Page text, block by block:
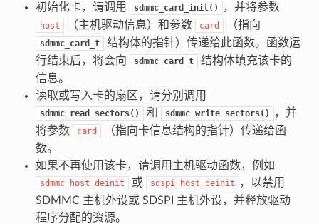
初始化卡，请调用
sdmmc_card_init() ，并将参数
host （主机驱动信息）和参数 card （指向
sdmmc_card_t
结构体的指针）传递给此函数。函数运
行结束后，将会向
sdmmc_card_t
结构体填充该卡的
信息。
读取或写入卡的扇区，请分别调用
sdmmc_read_sectors() 和 sdmmc_write_sectors()
，并
将参数
card
（指向卡信息结构的指针）传递给函
数。
如果不再使用该卡，请调用主机驱动函数，例如
sdmmc_host_deinit 或 sdspi_host_deinit
，以禁用
SDMMC 主机外设或 SDSPI 主机外设，并释放驱动
程序分配的资源。